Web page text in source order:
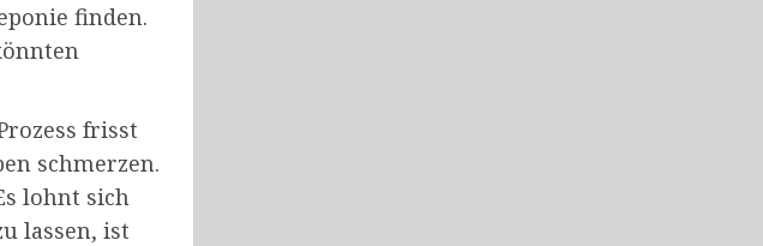
finden.
frisst
schmerzen.
lohnt sich
lassen, ist